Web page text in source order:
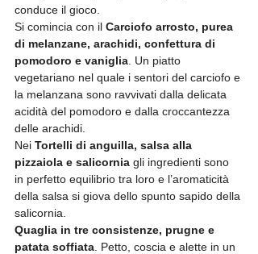
conduce il gioco.
Si comincia con il Carciofo arrosto, purea
di melanzane, arachidi, confettura di
pomodoro e vaniglia . Un piatto
vegetariano nel quale i sentori del carciofo e
la melanzana sono ravvivati dalla delicata
acidità del pomodoro e dalla croccantezza
delle arachidi.
Nei Tortelli di anguilla, salsa alla
pizzaiola e salicornia gli ingredienti sono
in perfetto equilibrio tra loro e l’aromaticità
della salsa si giova dello spunto sapido della
salicornia.
Quaglia in tre consistenze, prugne e
patata soffiata . Petto, coscia e alette in un